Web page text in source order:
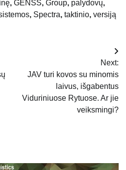
, GENSS, Group, palydovų,
, Spectra, taktinio, versiją
Next:
JAV turi kovos su minomis
laivus, išgabentus
Viduriniuose Rytuose. Ar jie
veiksmingi?